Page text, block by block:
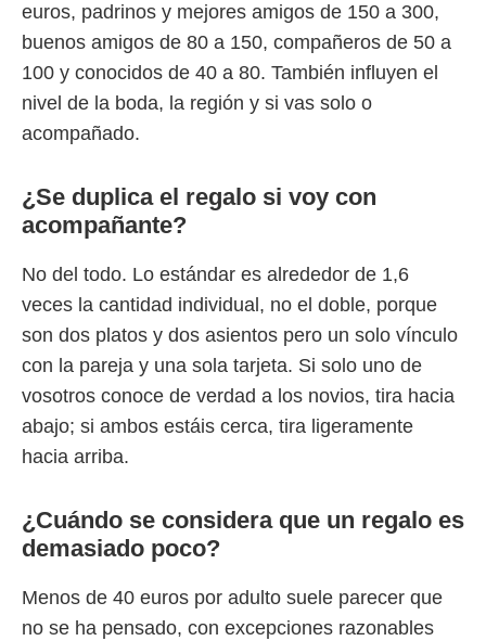
euros, padrinos y mejores amigos de 150 a 300,
buenos amigos de 80 a 150, compañeros de 50 a
100 y conocidos de 40 a 80. También influyen el
nivel de la boda, la región y si vas solo o
acompañado.
¿Se duplica el regalo si voy con
acompañante?
No del todo. Lo estándar es alrededor de 1,6
veces la cantidad individual, no el doble, porque
son dos platos y dos asientos pero un solo vínculo
con la pareja y una sola tarjeta. Si solo uno de
vosotros conoce de verdad a los novios, tira hacia
abajo; si ambos estáis cerca, tira ligeramente
hacia arriba.
¿Cuándo se considera que un regalo es
demasiado poco?
Menos de 40 euros por adulto suele parecer que
no se ha pensado, con excepciones razonables